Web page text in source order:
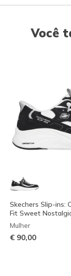
Você
Skechers Slip-ins:
Fit Sweet
Mulher
€ 90,00